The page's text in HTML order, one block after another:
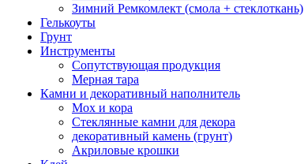
Зимний Ремкомлект (смола + стеклоткань)
Гелькоуты
Грунт
Инструменты
Сопутствующая продукция
Мерная тара
Камни и декоративный наполнитель
Мох и кора
Стеклянные камни для декора
декоративный камень (грунт)
Акриловые крошки